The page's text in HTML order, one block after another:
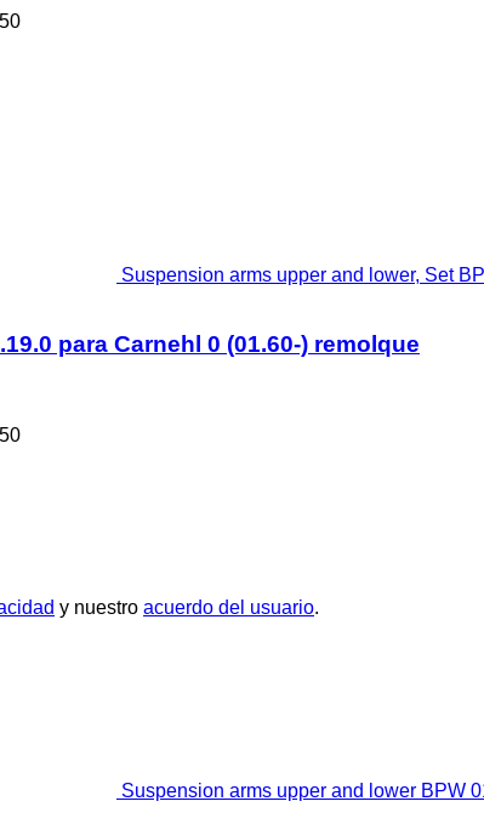
Suspension arms upper and lower, Set
para Carnehl 0 (01.60-) remolque
y nuestro acuerdo del usuario.
Suspension arms upper and lower BPW